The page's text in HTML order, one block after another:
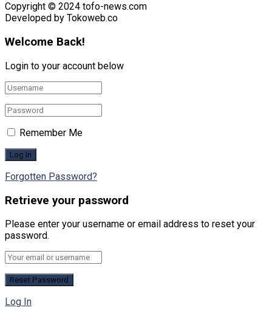
Copyright © 2024 tofo-news.com
Developed by Tokoweb.co
Welcome Back!
Login to your account below
Remember Me
Forgotten Password?
Retrieve your password
Please enter your username or email address to reset your
password.
Log In